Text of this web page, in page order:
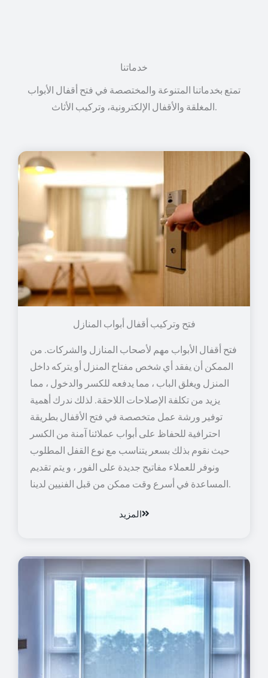
خدماتنا
تمتع بخدماتنا المتنوعة والمختصصة في فتح أقفال الأبواب
فتح وتركيب أقفال أبواب المنازل
فتح أقفال الأبواب مهم لأصحاب المنازل والشركات. من
الممكن أن يفقد أي شخص مفتاح المنزل أو يتركه داخل
المنزل ويغلق الباب ، مما يدفعه للكسر والدخول ، مما
يزيد من تكلفة الإصلاحات اللاحقة. لذلك ندرك أهمية
توفير ورشة عمل متخصصة في فتح الأقفال بطريقة
احترافية للحفاظ على أبواب عملائنا آمنة من الكسر
حيث نقوم بذلك بسعر يتناسب مع نوع القفل المطلوب
ونوفر للعملاء مفاتيح جديدة على الفور ، و يتم تقديم
المساعدة في أسرع وقت ممكن من قبل الفنيين لدينا.
المزيد